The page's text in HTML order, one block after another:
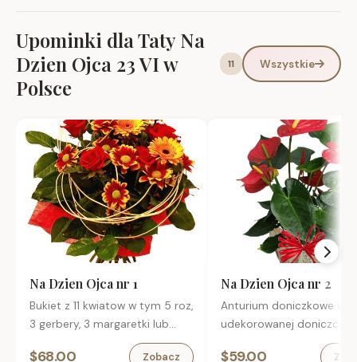
Upominki dla Taty Na
Dzien Ojca 23 VI w
Polsce
11 Wszystkie
Na Dzien Ojca nr 1
Bukiet z 11 kwiatow w tym 5 roz,
3 gerbery, 3 margaretki lub
santini z przybraniem.
$68.00 Zobacz
Na Dzien Ojca nr 2
Anturium doniczkowe w
udekorowanej doniczce.
$59.00